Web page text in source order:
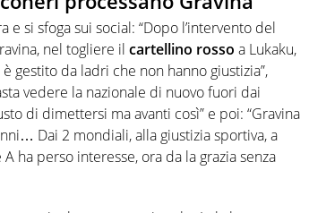
si sfoga sui social: “Dopo l’intervento del
nel togliere il cartellino rosso a Lukaku,
gestito da ladri che non hanno giustizia”,
vedere la nazionale di nuovo fuori dai
di dimettersi ma avanti così” e poi: “Gravina
Dai 2 mondiali, alla giustizia sportiva, a
ha perso interesse, ora da la grazia senza